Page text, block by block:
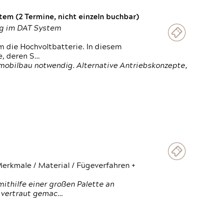
(2 Termine, nicht einzeln buchbar)
im DAT System
die Hochvoltbatterie. In diesem
deren S…
notwendig. Alternative Antriebskonzepte,
/ Material / Fügeverfahren +
einer großen Palette an
vertraut gemac…